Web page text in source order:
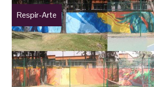
Respir-Arte